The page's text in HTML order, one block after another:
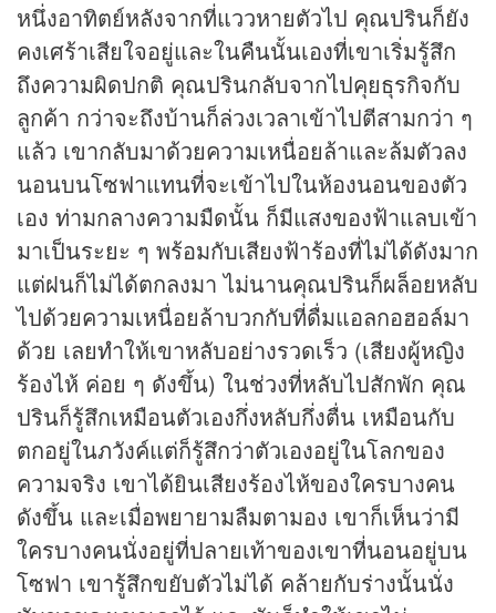
หนึ่งอาทิตย์หลังจากที่แววหายตัวไป คุณปรินก็ยัง
คงเศร้าเสียใจอยู่และในคืนนั้นเองที่เขาเริ่มรู้สึก
ถึงความผิดปกติ คุณปรินกลับจากไปคุยธุรกิจกับ
ลูกค้า กว่าจะถึงบ้านก็ล่วงเวลาเข้าไปตีสามกว่า ๆ
แล้ว เขากลับมาด้วยความเหนื่อยล้าและล้มตัวลง
นอนบนโซฟาแทนที่จะเข้าไปในห้องนอนของตัว
เอง ท่ามกลางความมืดนั้น ก็มีแสงของฟ้าแลบเข้า
มาเป็นระยะ ๆ พร้อมกับเสียงฟ้าร้องที่ไม่ได้ดังมาก
แต่ฝนก็ไม่ได้ตกลงมา ไม่นานคุณปรินก็ผล็อยหลับ
ไปด้วยความเหนื่อยล้าบวกกับที่ดื่มแอลกอฮอล์มา
ด้วย เลยทำให้เขาหลับอย่างรวดเร็ว (เสียงผู้หญิง
ร้องไห้ ค่อย ๆ ดังขึ้น) ในช่วงที่หลับไปสักพัก คุณ
ปรินก็รู้สึกเหมือนตัวเองกึ่งหลับกึ่งตื่น เหมือนกับ
ตกอยู่ในภวังค์แต่ก็รู้สึกว่าตัวเองอยู่ในโลกของ
ความจริง เขาได้ยินเสียงร้องไห้ของใครบางคน
ดังขึ้น และเมื่อพยายามลืมตามอง เขาก็เห็นว่ามี
ใครบางคนนั่งอยู่ที่ปลายเท้าของเขาที่นอนอยู่บน
โซฟา เขารู้สึกขยับตัวไม่ได้ คล้ายกับร่างนั้นนั่ง